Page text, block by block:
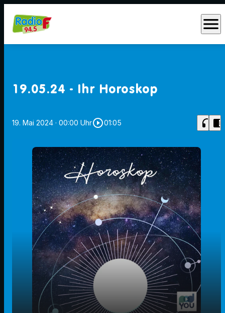
menu
19.05.24 - Ihr Horoskop
19. Mai 2024 · 00:00 Uhrplay_circle_outline01:05 headphones chrome_reader_mode